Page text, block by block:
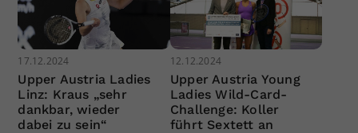
17.12.2024
Upper Austria Ladies
Linz: Kraus „sehr
dankbar, wieder
dabei zu sein“
12.12.2024
Upper Austria Young
Ladies Wild-Card-
Challenge: Koller
führt Sextett an